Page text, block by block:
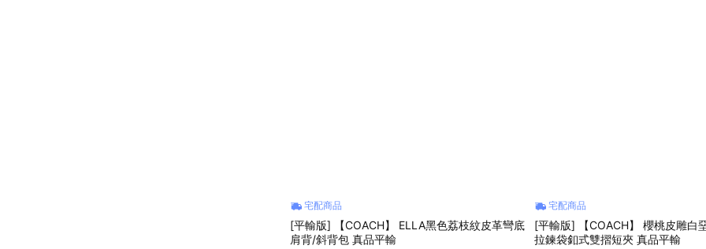
宅配商品
[平輸版] 【COACH】 ELLA黑色荔枝紋皮革彎底
肩背/斜背包 真品平輸
宅配商品
[平輸版] 【COACH】 櫻桃皮雕白
拉鍊袋釦式雙摺短夾 真品平輸